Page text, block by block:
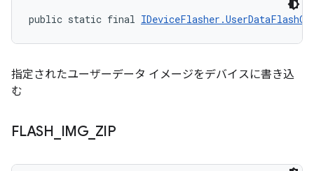
public static final
指定されたユーザーデータ イメージをデバイスに書き込
む
FLASH IMG_ ZIP